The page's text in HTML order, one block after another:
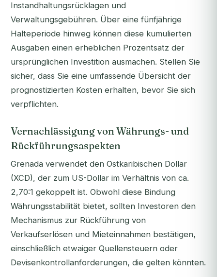
Instandhaltungsrücklagen und
Verwaltungsgebühren. Über eine fünfjährige
Halteperiode hinweg können diese kumulierten
Ausgaben einen erheblichen Prozentsatz der
ursprünglichen Investition ausmachen. Stellen Sie
sicher, dass Sie eine umfassende Übersicht der
prognostizierten Kosten erhalten, bevor Sie sich
verpflichten.
Vernachlässigung von Währungs- und
Rückführungsaspekten
Grenada verwendet den Ostkaribischen Dollar
(XCD), der zum US-Dollar im Verhältnis von ca.
2,70:1 gekoppelt ist. Obwohl diese Bindung
Währungsstabilität bietet, sollten Investoren den
Mechanismus zur Rückführung von
Verkaufserlösen und Mieteinnahmen bestätigen,
einschließlich etwaiger Quellensteuern oder
Devisenkontrollanforderungen, die gelten könnten.